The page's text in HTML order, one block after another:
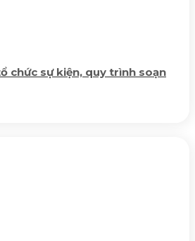
chức sự kiện, quy trình soạn